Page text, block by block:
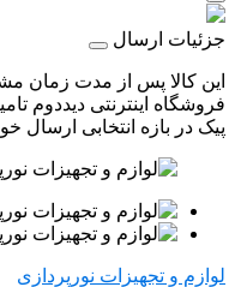
جزئیات ارسال
این کالا پس از مدت زمان
فروشگاه اینترنتی دیددوم
پیک در بازه انتخابی ارسال
لوازم و تجهیزات نورپردازی